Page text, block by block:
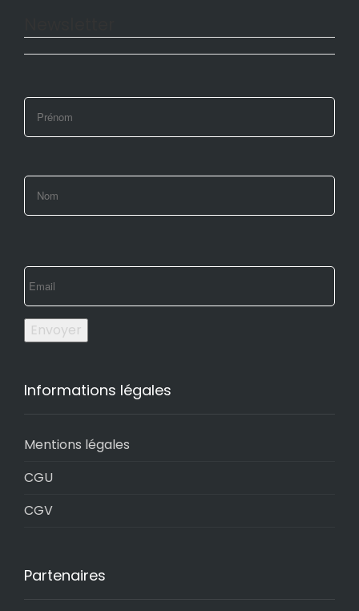
Envoyer
Informations légales
Mentions légales
CGU
CGV
Partenaires